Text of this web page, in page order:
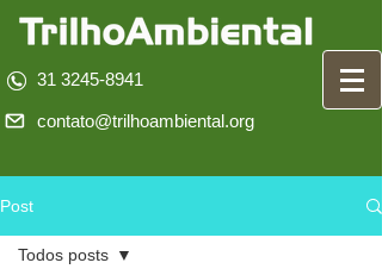
31 3245-8941
contato@trilhoambiental.org
Post
Todos posts